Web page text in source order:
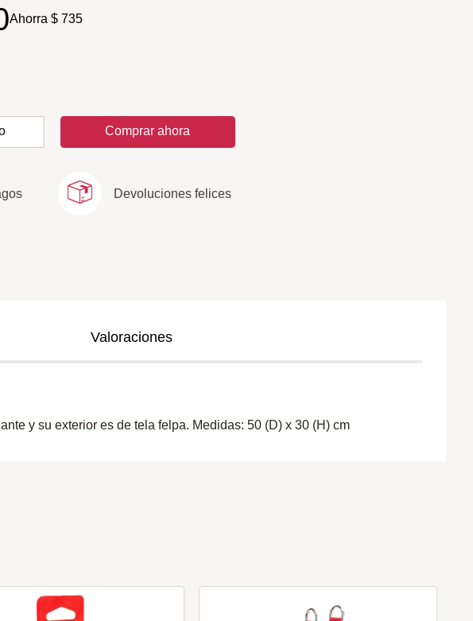
Ahorra $ 735
Comprar ahora
Devoluciones felices
Valoraciones
y su exterior es de tela felpa. Medidas: 50 (D) x 30 (H) cm